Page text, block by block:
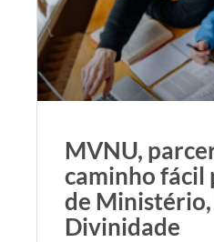
MVNU,
caminho fácil
de
Divinidade